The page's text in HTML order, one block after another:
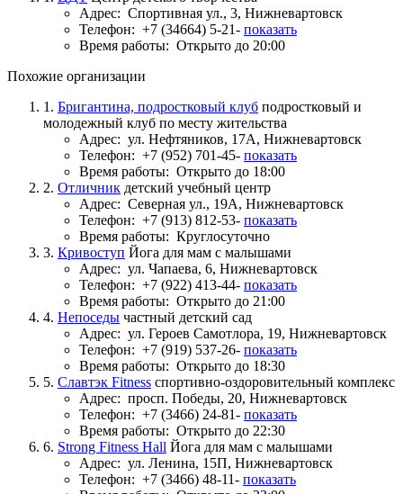
Адрес: Спортивная ул., 3, Нижневартовск
Телефон: +7 (34664) 5-21- показать
Время работы: Открыто до 20:00
Похожие организации
1. Бригантина, подростковый клуб подростковый и
молодежный клуб по месту жительства
Адрес: ул. Нефтяников, 17А, Нижневартовск
Телефон: +7 (952) 701-45- показать
Время работы: Открыто до 18:00
2. Отличник детский учебный центр
Адрес: Северная ул., 19А, Нижневартовск
Телефон: +7 (913) 812-53- показать
Время работы: Круглосуточно
3. Кривоступ Йога для мам с малышами
Адрес: ул. Чапаева, 6, Нижневартовск
Телефон: +7 (922) 413-44- показать
Время работы: Открыто до 21:00
4. Непоседы частный детский сад
Адрес: ул. Героев Самотлора, 19, Нижневартовск
Телефон: +7 (919) 537-26- показать
Время работы: Открыто до 18:30
5. Славтэк Fitness спортивно-оздоровительный комплекс
Адрес: просп. Победы, 20, Нижневартовск
Телефон: +7 (3466) 24-81- показать
Время работы: Открыто до 22:30
6. Strong Fitness Hall Йога для мам с малышами
Адрес: ул. Ленина, 15П, Нижневартовск
Телефон: +7 (3466) 48-11- показать